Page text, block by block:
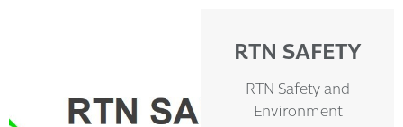
RTN SAFETY
RTN Safety and
Environment